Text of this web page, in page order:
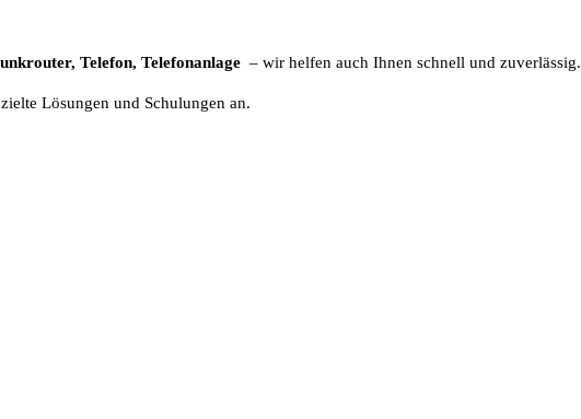
Telefon, Telefonanlage – wir helfen auch Ihnen schnell und zuverlässig.
Lösungen und Schulungen an.